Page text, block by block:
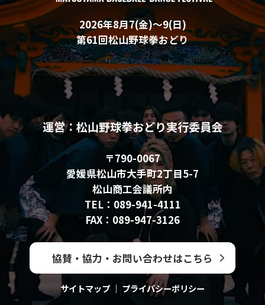
2026年8月7(金)〜9(日)
第61回松山野球拳おどり
運営：松山野球拳おどり実行委員会
〒790-0067
愛媛県松山市大手町2丁目5-7
松山商工会議所内
TEL：089-941-4111
FAX：089-947-3126
協賛・協力・お問い合わせはこちら
サイトマップ ｜ プライバシーポリシー